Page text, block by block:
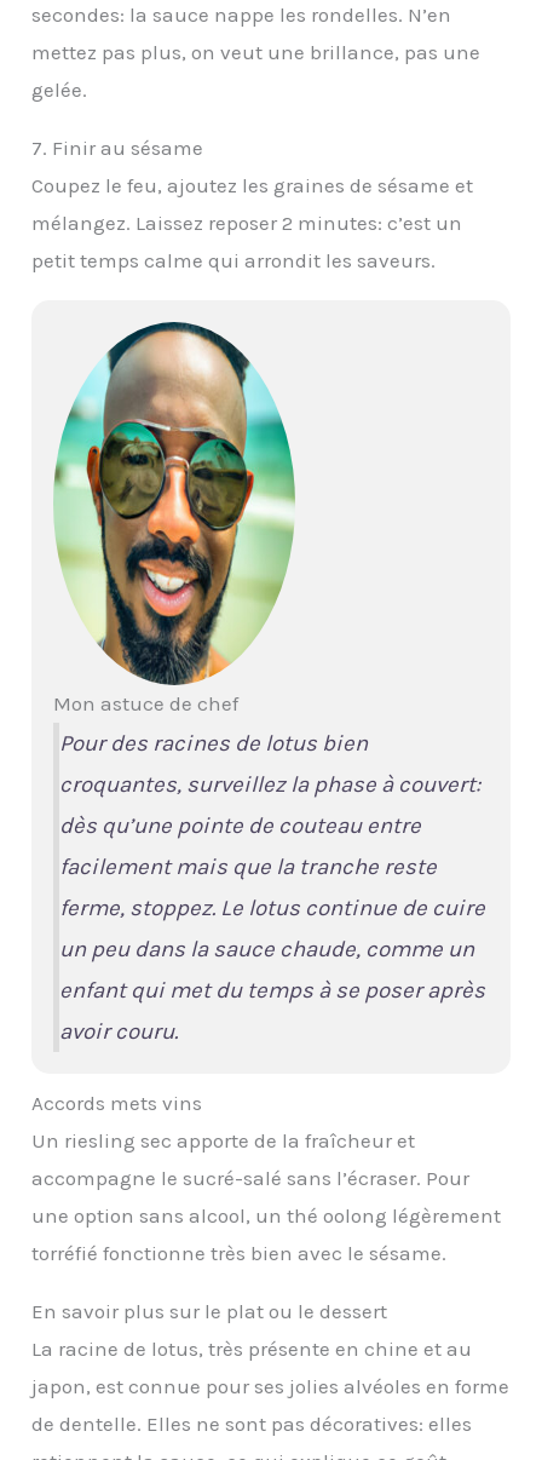
secondes: la sauce nappe les rondelles. N’en
mettez pas plus, on veut une brillance, pas une
gelée.
7. Finir au sésame
Coupez le feu, ajoutez les graines de sésame et
mélangez. Laissez reposer 2 minutes: c’est un
petit temps calme qui arrondit les saveurs.
Mon astuce de chef
Pour des racines de lotus bien
croquantes, surveillez la phase à couvert:
dès qu’une pointe de couteau entre
facilement mais que la tranche reste
ferme, stoppez. Le lotus continue de cuire
un peu dans la sauce chaude, comme un
enfant qui met du temps à se poser après
avoir couru.
Accords mets vins
Un riesling sec apporte de la fraîcheur et
accompagne le sucré-salé sans l’écraser. Pour
une option sans alcool, un thé oolong légèrement
torréfié fonctionne très bien avec le sésame.
En savoir plus sur le plat ou le dessert
La racine de lotus, très présente en chine et au
japon, est connue pour ses jolies alvéoles en forme
de dentelle. Elles ne sont pas décoratives: elles